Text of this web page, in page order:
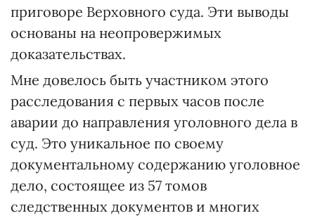
приговоре Верховного суда. Эти выводы
основаны на неопровержимых
доказательствах.
Мне довелось быть участником этого
расследования с первых часов после
аварии до направления уголовного дела в
суд. Это уникальное по своему
документальному содержанию уголовное
дело, состоящее из 57 томов
следственных документов и многих